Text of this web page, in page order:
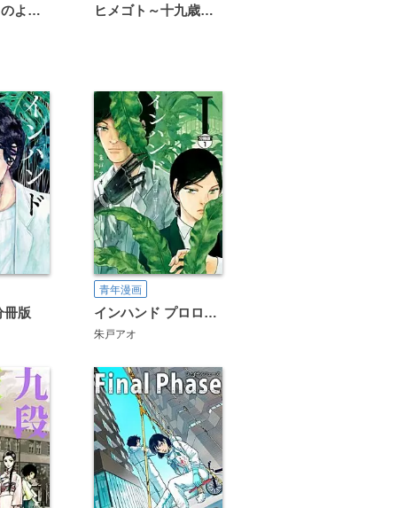
恋は雨上がりのように ヒメゴト～十九歳の制服～
冊版
青年漫画
インハンド プロローグ 分冊版
朱戸アオ